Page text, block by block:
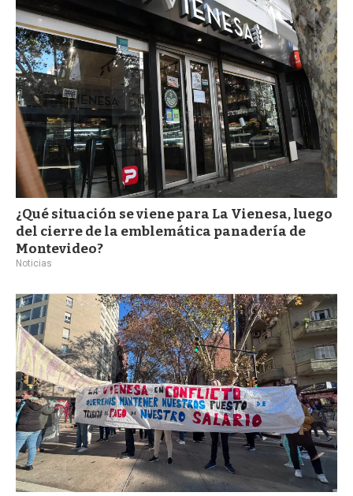
¿Qué situación se viene para La Vienesa, luego
del cierre de la emblemática panadería de
Montevideo?
Noticias